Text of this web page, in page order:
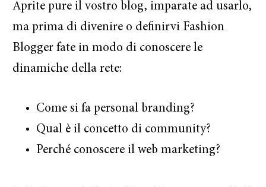
Aprite pure il vostro blog, imparate ad usarlo,
ma prima di divenire o definirvi Fashion
Blogger fate in modo di conoscere le
dinamiche della rete:
Come si fa personal branding?
Qual è il concetto di community?
Perché conoscere il web marketing?